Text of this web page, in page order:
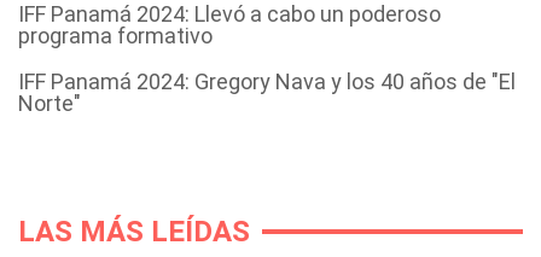
IFF Panamá 2024: Llevó a cabo un poderoso
programa formativo
IFF Panamá 2024: Gregory Nava y los 40 años de "El
Norte"
LAS MÁS LEÍDAS